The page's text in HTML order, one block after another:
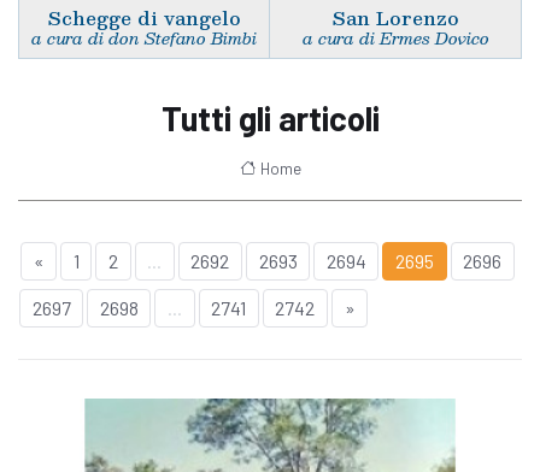
Schegge di vangelo
a cura di don Stefano Bimbi
San Lorenzo
a cura di Ermes Dovico
Tutti gli articoli
Home
« 1 2 2692 2693 2694 2695 2696
2697 2698 ... 2741 2742 »